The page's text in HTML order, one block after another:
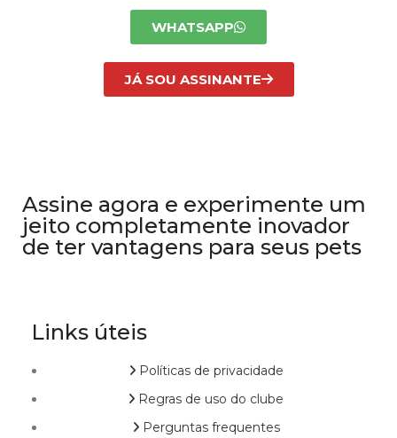
WHATSAPP
JÁ SOU ASSINANTE
Assine agora e experimente um
jeito completamente inovador
de ter vantagens para seus pets
Links úteis
Políticas de privacidade
Regras de uso do clube
Perguntas frequentes